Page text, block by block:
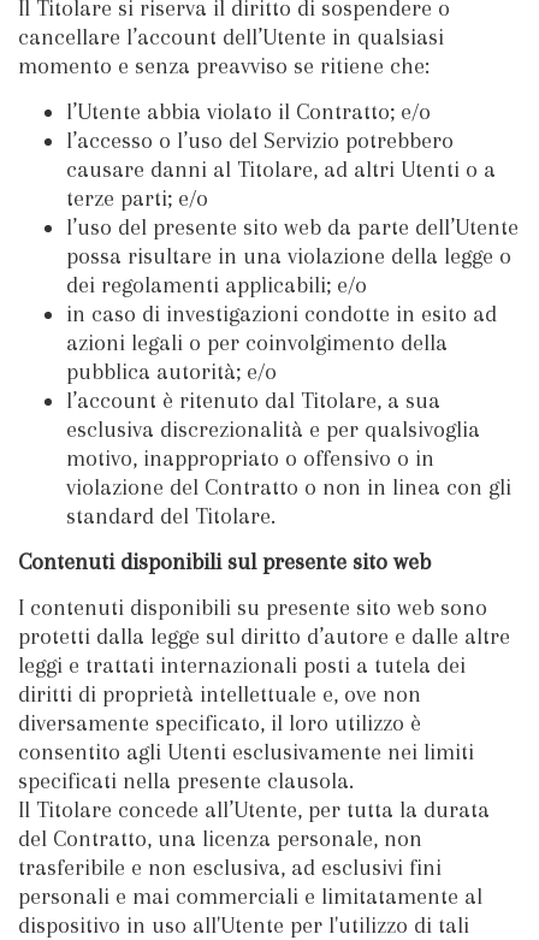
Il Titolare si riserva il diritto di sospendere o
cancellare l’account dell’Utente in qualsiasi
momento e senza preavviso se ritiene che:
l’Utente abbia violato il Contratto; e/o
l’accesso o l’uso del Servizio potrebbero
causare danni al Titolare, ad altri Utenti o a
terze parti; e/o
l’uso del presente sito web da parte dell’Utente
possa risultare in una violazione della legge o
dei regolamenti applicabili; e/o
in caso di investigazioni condotte in esito ad
azioni legali o per coinvolgimento della
pubblica autorità; e/o
l’account è ritenuto dal Titolare, a sua
esclusiva discrezionalità e per qualsivoglia
motivo, inappropriato o offensivo o in
violazione del Contratto o non in linea con gli
standard del Titolare.
Contenuti disponibili sul presente sito web
I contenuti disponibili su presente sito web sono
protetti dalla legge sul diritto d’autore e dalle altre
leggi e trattati internazionali posti a tutela dei
diritti di proprietà intellettuale e, ove non
diversamente specificato, il loro utilizzo è
consentito agli Utenti esclusivamente nei limiti
specificati nella presente clausola.
Il Titolare concede all’Utente, per tutta la durata
del Contratto, una licenza personale, non
trasferibile e non esclusiva, ad esclusivi fini
personali e mai commerciali e limitatamente al
dispositivo in uso all'Utente per l'utilizzo di tali